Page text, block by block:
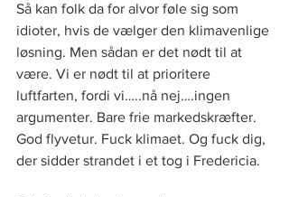
Så kan folk da for alvor føle sig som
idioter, hvis de vælger den klimavenlige
løsning. Men sådan er det nødt til at
være. Vi er nødt til at prioritere
luftfarten, fordi vi…..nå nej….ingen
argumenter. Bare frie markedskræfter.
God flyvetur. Fuck klimaet. Og fuck dig,
der sidder strandet i et tog i Fredericia.